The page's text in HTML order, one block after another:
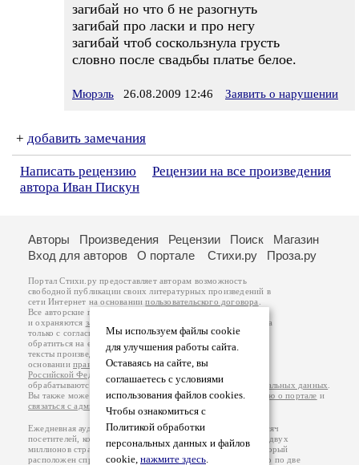
загибай но что б не разогнуть
загибай про ласки и про негу
загибай чтоб соскользнула грусть
словно после свадьбы платье белое.
Мюрэль 26.08.2009 12:46 Заявить о нарушении
+ добавить замечания
Написать рецензию
Рецензии на все произведения
автора Иван Пискун
Мы используем файлы cookie
для улучшения работы сайта.
Оставаясь на сайте, вы
соглашаетесь с условиями
использования файлов cookies.
Чтобы ознакомиться с
Политикой обработки
персональных данных и файлов
cookie, нажмите здесь.
Авторы Произведения Рецензии Поиск
Магазин
Вход для авторов
О портале Стихи.ру Проза.ру
Портал Стихи.ру предоставляет авторам возможность
свободной публикации своих литературных произведений в
сети Интернет на основаниипользовательского договора
Все авторские права на произведения принадлежат авторам
и охраняются законом
. Перепечатка произведений возможна
только с согласия его автора, к которому вы можете
обратиться на его авторской странице. Ответственность за
тексты произведений авторы несут самостоятельно на
основанииправил публикацииизаконодательства
Российской Федерации
обрабатываются на основанииПолитики обработки персональных данных
Вы также можете посмотреть более подробнуюинформацию о портале и
связаться с администрацией
Ежедневная аудитория портала Стихи.ру – порядка 200 тысяч
посетителей, которые в общей сумме просматривают более двух
миллионов страниц по данным счетчика посещаемости, который
расположен справа от этого текста. В каждой графе указано по две